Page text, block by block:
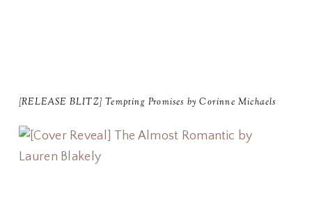
[RELEASE BLITZ] Tempting Promises by Corinne Michaels